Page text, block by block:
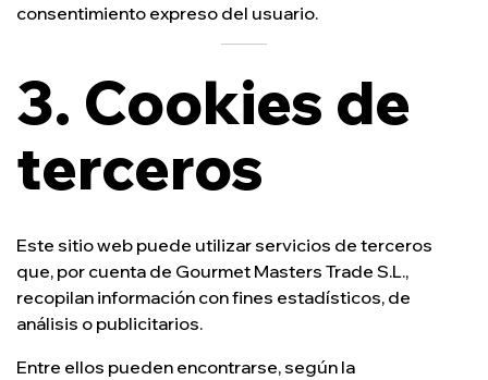
consentimiento expreso del usuario.
3. Cookies de
terceros
Este sitio web puede utilizar servicios de terceros
que, por cuenta de Gourmet Masters Trade S.L.,
recopilan información con fines estadísticos, de
análisis o publicitarios.
Entre ellos pueden encontrarse, según la